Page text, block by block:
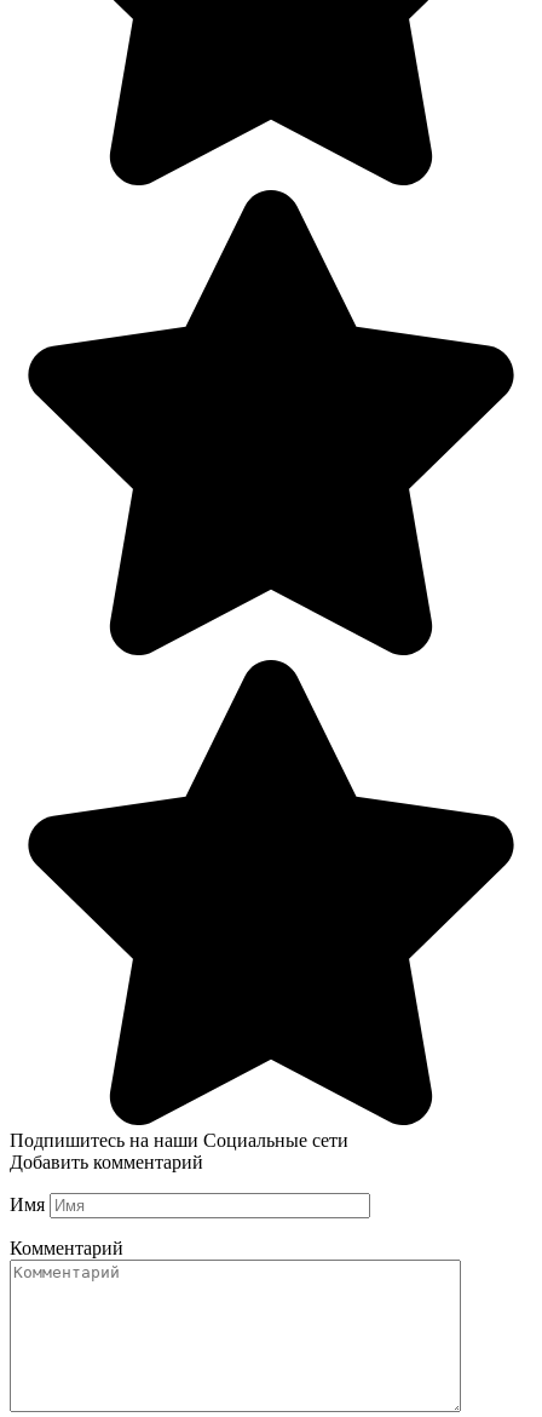
Подпишитесь на наши Социальные сети
Добавить комментарий
Имя
Комментарий